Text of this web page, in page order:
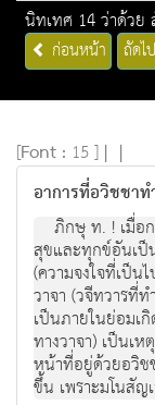
นิทเทศ 14 ว่าด้วย
ก่อนหน้า ถัดไป
[Font : 15 ] | |
อาการที่อวิชชาท
ภิกษุ ท. ! เมื่อ
สุขและทุกข์อันเป็
(ความจงใจที่เป็
วาจา (วจีทวารที่
เป็นภายในย่อมเ
ทางวาจา) เป็นเ
หน้าที่อยู่ด้วยอวิช
ขึ้น เพราะมโนสัญ